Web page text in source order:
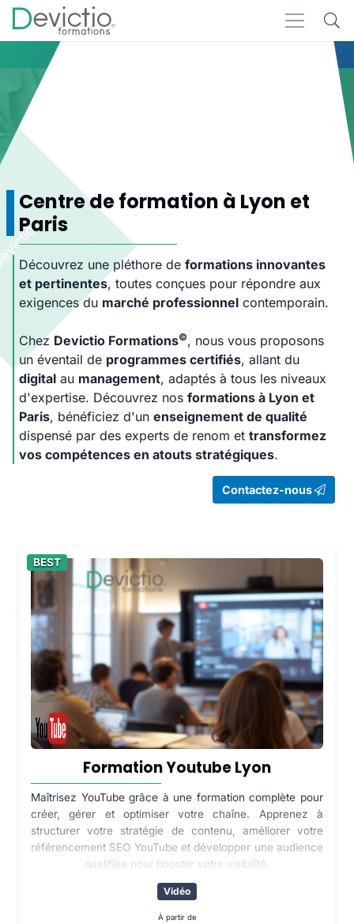
Centre de formation à Lyon et
Paris
Découvrez une pléthore de formations innovantes
et pertinentes, toutes conçues pour répondre aux
exigences du marché professionnel contemporain.
Chez Devictio Formations©, nous vous proposons
un éventail de programmes certifiés, allant du
digital au management, adaptés à tous les niveaux
d'expertise. Découvrez nos formations à Lyon et
Paris, bénéficiez d'un enseignement de qualité
dispensé par des experts de renom et transformez
vos compétences en atouts stratégiques.
Contactez-nous
BEST
Formation Youtube Lyon
Maîtrisez YouTube grâce à une formation complète pour
créer, gérer et optimiser votre chaîne. Apprenez à
structurer votre stratégie de contenu, améliorer votre
référencement SEO YouTube et développer une audience
qualifiée pour booster votre visibilité.
Vidéo
À partir de